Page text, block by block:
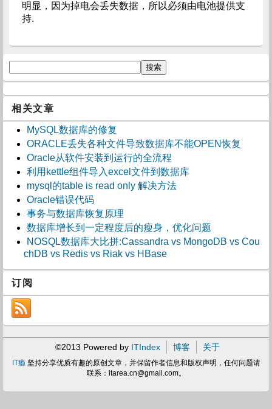
明显，因为掉电会丢失数据，所以必须由电池提供支
持.
相关文章
MySQL数据库的修复
ORACLE丢失各种文件导致数据库不能OPEN恢复
Oracle从软件安装到运行的全流程
利用kettle组件导入excel文件到数据库
mysql的table is read only 解决方法
Oracle错误代码
事务与数据库恢复原理
数据库增长到一定程度后的瘦身，优化问题
NOSQL数据库大比拼:Cassandra vs MongoDB vs Cou
chDB vs Redis vs Riak vs HBase
订阅
©2013 Powered by ITIndex 博客 关于
IT瘾坚持分享优质有趣的原创文章，并保留作者信息和版权声明，任何问题请
联系： itarea.cn@gmail.com。